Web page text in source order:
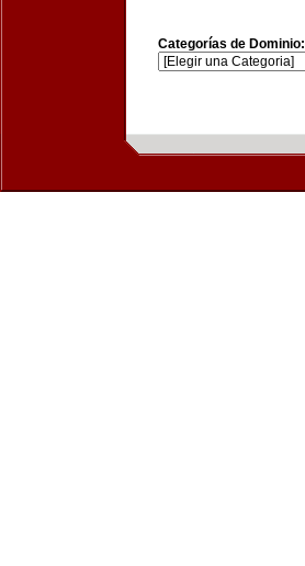
Categorías de Dominio: